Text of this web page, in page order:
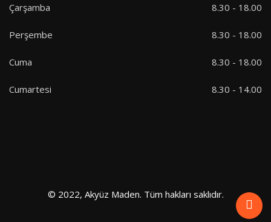
Çarşamba 8.30 - 18.00
Perşembe 8.30 - 18.00
Cuma 8.30 - 18.00
Cumartesi 8.30 - 14.00
© 2022, Akyüz Maden. Tüm hakları saklıdır.